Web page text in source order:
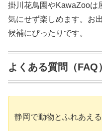
掛川花鳥園やKawaZooは
気にせず楽しめます。お
候補にぴったりです。
よくある質問（FAQ）
静岡で動物とふれあえ